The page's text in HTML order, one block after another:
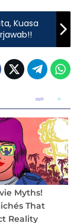
Kuasa